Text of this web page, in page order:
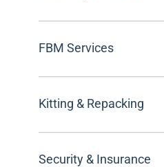
FBM Services
Kitting & Repacking
Security & Insurance